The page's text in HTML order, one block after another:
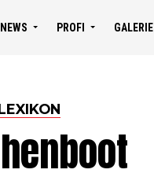
NEWS PROFI GALERIE